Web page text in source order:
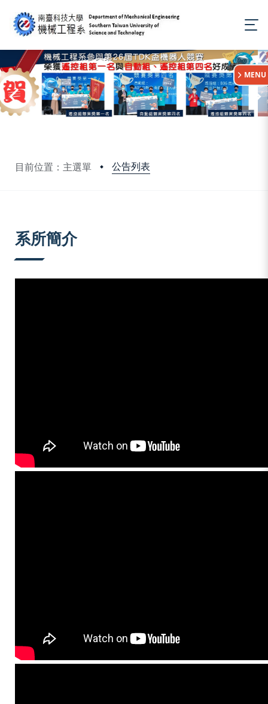
目前位置：主選單 公告列表
:::
MENU
系所簡介